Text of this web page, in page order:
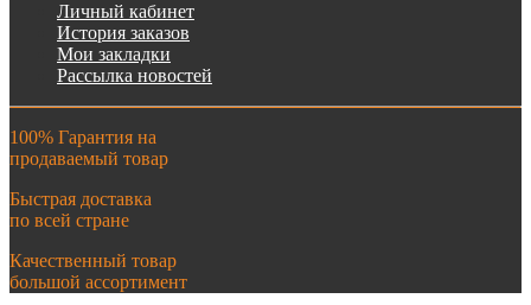
Личный кабинет
История заказов
Мои закладки
Рассылка новостей
100% Гарантия на
продаваемый товар
Быстрая доставка
по всей стране
Качественный товар
большой ассортимент